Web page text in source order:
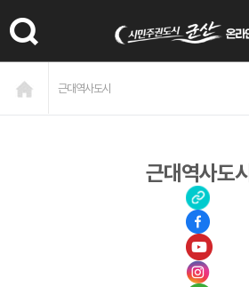
근대역사도시
근대역사도시